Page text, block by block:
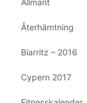
Allmänt
Återhämtning
Biarritz – 2016
Cypern 2017